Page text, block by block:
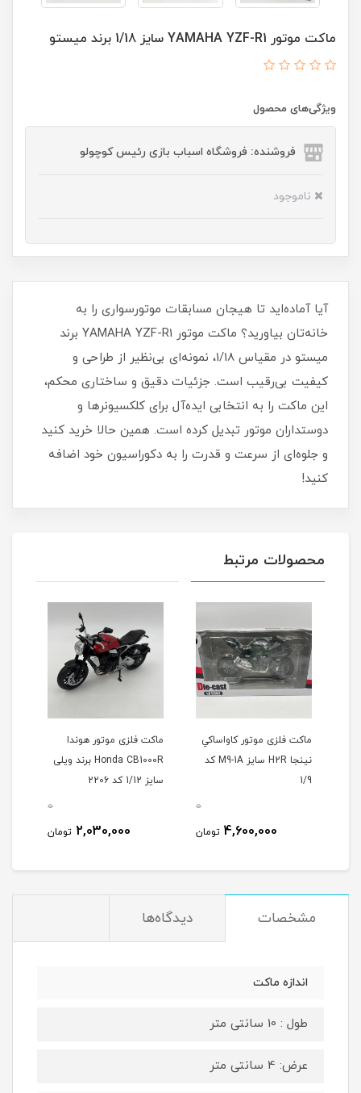
ماکت موتور YAMAHA YZF-R1 سایز 1/18 برند میستو
ویژگی‌های محصول
فروشنده: فروشگاه اسباب بازی رئیس کوچولو
ناموجود
آیا آماده‌اید تا هیجان مسابقات موتورسواری را به
خانه‌تان بیاورید؟ ماکت موتور YAMAHA YZF-R1 برند
میستو در مقیاس 1/18، نمونه‌ای بی‌نظیر از طراحی و
کیفیت بی‌رقیب است. جزئیات دقیق و ساختاری محکم،
این ماکت را به انتخابی ایده‌آل برای کلکسیونرها و
دوستداران موتور تبدیل کرده است. همین حالا خرید کنید
و جلوه‌ای از سرعت و قدرت را به دکوراسیون خود اضافه
کنید!
محصولات مرتبط
ماکت فلزی موتور کاواساکي
نینجا H2R سایز M9-1A کد
1/9
0
4,600,000 تومان
ماکت فلزی موتور هوندا
Honda CB1000R برند ویلی
سایز 1/12 کد 2206
0
2,030,000 تومان
مشخصات دیدگاه‌ها
اندازه ماکت
طول : 10 سانتی متر
عرض: 4 سانتی متر